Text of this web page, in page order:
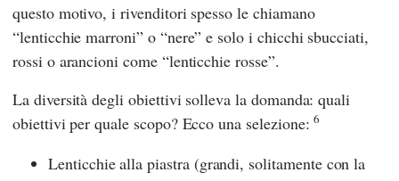
questo motivo, i rivenditori spesso le chiamano
“lenticchie marroni” o “nere” e solo i chicchi sbucciati,
rossi o arancioni come “lenticchie rosse”.
La diversità degli obiettivi solleva la domanda: quali
obiettivi per quale scopo? Ecco una selezione:6
Lenticchie alla piastra (grandi, solitamente con la